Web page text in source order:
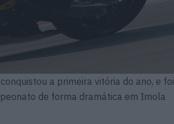
a primeira vitória do ano, e foi
de forma dramática em Imola